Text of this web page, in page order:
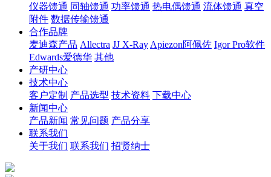
仪器馈通 同轴馈通 功率馈通 热电偶馈通 流体馈通 真空
附件 数据传输馈通
合作品牌
麦迪森产品 Allectra JJ X-Ray Apiezon阿佩佐 Igor Pro软件
Edwards爱德华 其他
产研中心
技术中心
客户定制 产品选型 技术资料 下载中心
新闻中心
产品新闻 常见问题 产品分享
联系我们
关于我们 联系我们 招贤纳士